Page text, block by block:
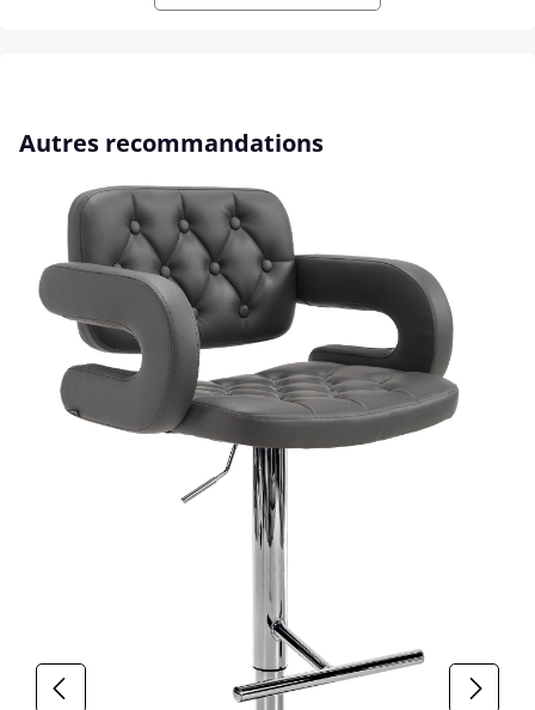
Ignorer la galerie de produits
Autres recommandations